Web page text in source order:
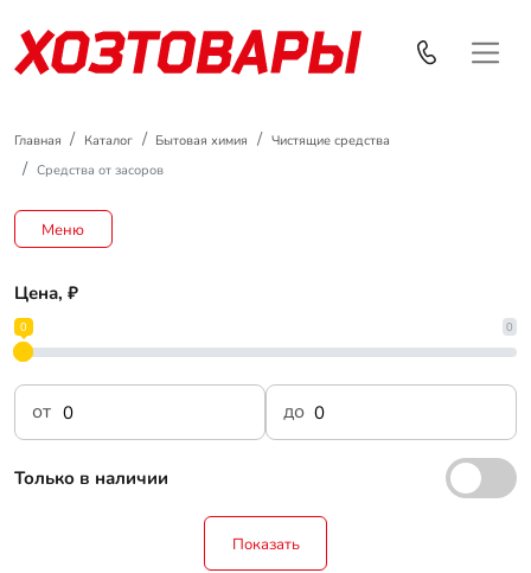
Главная Каталог Бытовая химия
Чистящие средства
Средства от засоров
Меню
Цена, ₽
0
0
от до
Только в наличии
Показать